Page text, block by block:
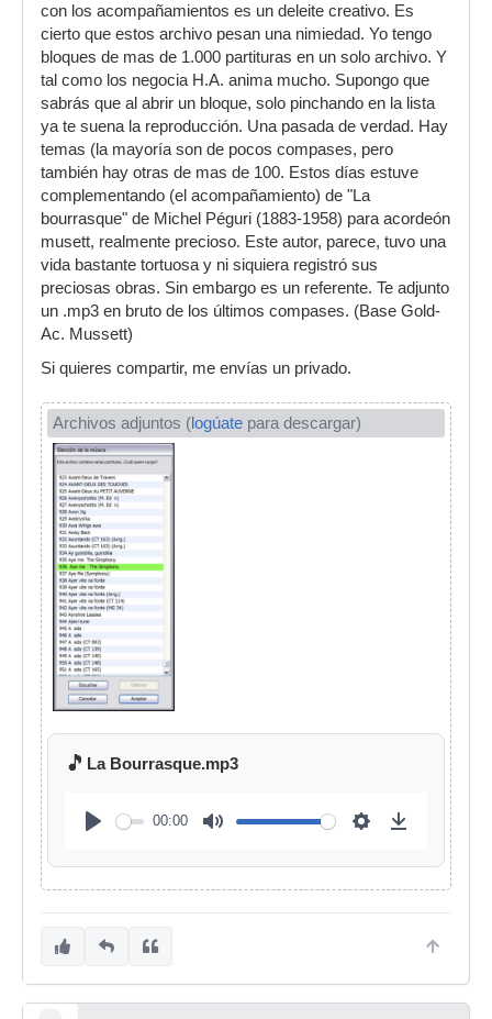
con los acompañamientos es un deleite creativo. Es
cierto que estos archivo pesan una nimiedad. Yo tengo
bloques de mas de 1.000 partituras en un solo archivo. Y
tal como los negocia H.A. anima mucho. Supongo que
sabrás que al abrir un bloque, solo pinchando en la lista
ya te suena la reproducción. Una pasada de verdad. Hay
temas (la mayoría son de pocos compases, pero
también hay otras de mas de 100. Estos días estuve
complementando (el acompañamiento) de "La
bourrasque" de Michel Péguri (1883-1958) para acordeón
musett, realmente precioso. Este autor, parece, tuvo una
vida bastante tortuosa y ni siquiera registró sus
preciosas obras. Sin embargo es un referente. Te adjunto
un .mp3 en bruto de los últimos compases. (Base Gold-
Ac. Mussett)
Si quieres compartir, me envías un privado.
Archivos adjuntos (logúate para descargar)
🎵 La Bourrasque.mp3
00:00